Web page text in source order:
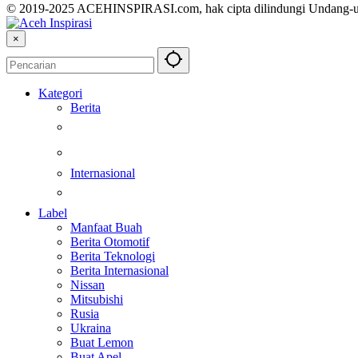
© 2019-2025 ACEHINSPIRASI.com, hak cipta dilindungi Undang-
×
Kategori
Berita
Internasional
Label
Manfaat Buah
Berita Otomotif
Berita Teknologi
Berita Internasional
Nissan
Mitsubishi
Rusia
Ukraina
Buat Lemon